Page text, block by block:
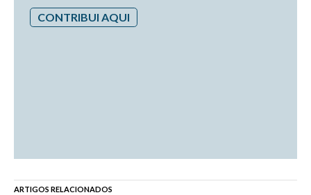
CONTRIBUI AQUI
ARTIGOS RELACIONADOS